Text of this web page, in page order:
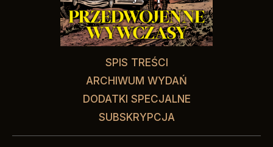
SPIS TREŚCI
ARCHIWUM WYDAŃ
DODATKI SPECJALNE
SUBSKRYPCJA